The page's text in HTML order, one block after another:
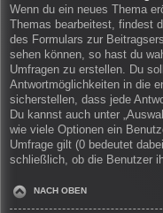
Wenn du ein neues Thema
Themas bearbeitest, findest
des Formulars zur
sehen können, so hast du
Umfragen zu erstellen. Du
Antwortmöglichkeiten in die
sicherstellen, dass jede
Du kannst auch unter
wie viele Optionen ein
Umfrage gilt (0 bedeutet
schließlich, ob die Benutzer
NACH OBEN